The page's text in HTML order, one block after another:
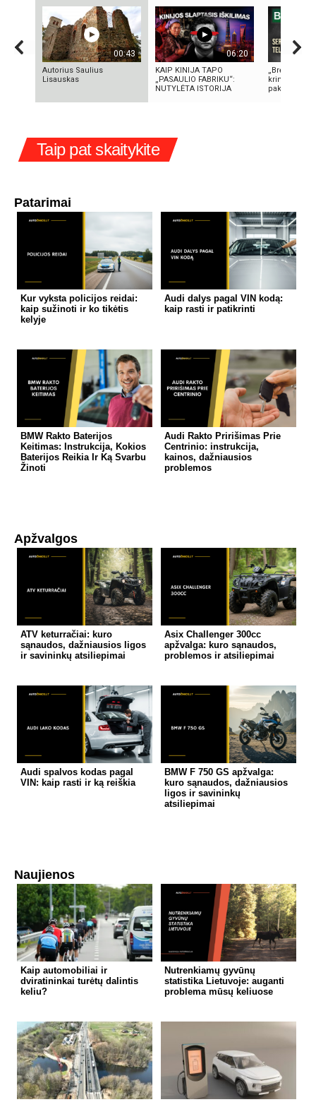
00:43
Autorius Saulius
Lisauskas
06:20
KAIP KINIJA TAPO
„PASAULIO FABRIKU“:
NUTYLĖTA ISTORIJA
„Bręstantis
kriminalinis
pakeitęs
Taip pat skaitykite
Patarimai
Kur vyksta policijos reidai:
kaip sužinoti ir ko tikėtis
kelyje
Audi dalys pagal VIN kodą:
kaip rasti ir patikrinti
BMW Rakto Baterijos
Keitimas: Instrukcija, Kokios
Baterijos Reikia Ir Ką Svarbu
Žinoti
Audi Rakto Pririšimas Prie
Centrinio: instrukcija,
kainos, dažniausios
problemos
Apžvalgos
ATV keturračiai: kuro
sąnaudos, dažniausios ligos
ir savininkų atsiliepimai
Asix Challenger 300cc
apžvalga: kuro sąnaudos,
problemos ir atsiliepimai
Audi spalvos kodas pagal
VIN: kaip rasti ir ką reiškia
BMW F 750 GS apžvalga:
kuro sąnaudos, dažniausios
ligos ir savininkų
atsiliepimai
Naujienos
Kaip automobiliai ir
dviratininkai turėtų dalintis
keliu?
Nutrenkiamų gyvūnų
statistika Lietuvoje: auganti
problema mūsų keliuose